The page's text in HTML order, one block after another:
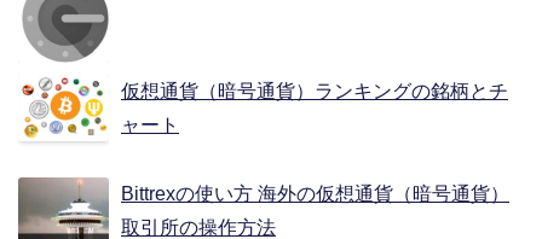
仮想通貨（暗号通貨）ランキングの銘柄とチ
ャート
Bittrexの使い方 海外の仮想通貨（暗号通貨）
取引所の操作方法